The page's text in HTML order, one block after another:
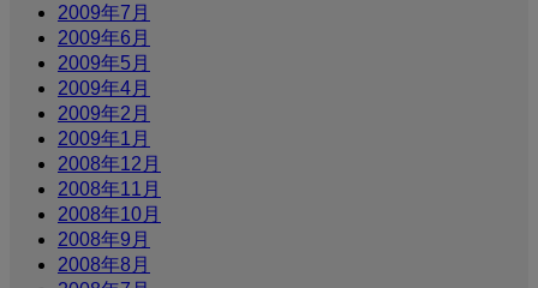
2009年7月
2009年6月
2009年5月
2009年4月
2009年2月
2009年1月
2008年12月
2008年11月
2008年10月
2008年9月
2008年8月